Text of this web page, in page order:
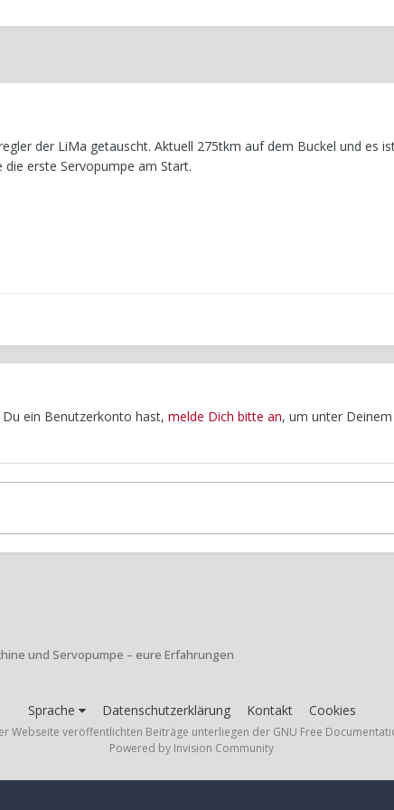
der LiMa getauscht. Aktuell 275tkm auf dem Buckel und es
erste Servopumpe am Start.
ein Benutzerkonto hast, melde Dich bitte an, um unter Deinem
und Servopumpe – eure Erfahrungen
Sprache Datenschutzerklärung Kontakt Cookies
Webseite veröffentlichten Beiträge unterliegen der GNU Free
Powered by Invision Community